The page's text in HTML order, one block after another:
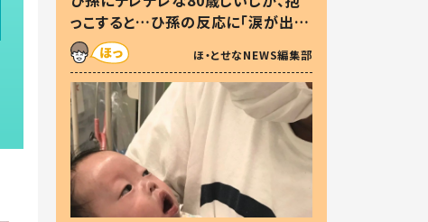
っこすると…ひ孫の反応に「涙が出ま
した」「可愛くて仕方ない」
ほ・とせなNEWS編集部